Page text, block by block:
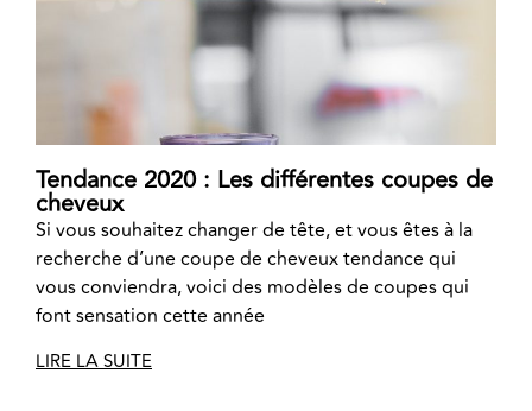
Tendance 2020 : Les différentes coupes de
cheveux
Si vous souhaitez changer de tête, et vous êtes à la
recherche d’une coupe de cheveux tendance qui
vous conviendra, voici des modèles de coupes qui
font sensation cette année
LIRE LA SUITE